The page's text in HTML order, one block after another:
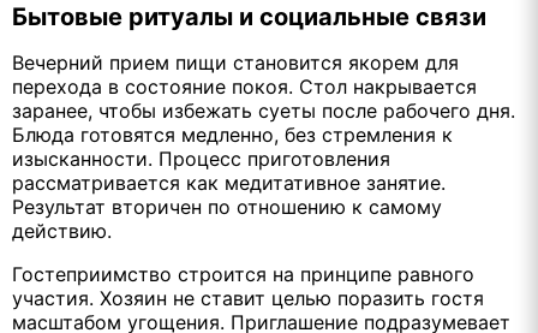
Бытовые ритуалы и социальные связи
Вечерний прием пищи становится якорем для
перехода в состояние покоя. Стол накрывается
заранее, чтобы избежать суеты после рабочего дня.
Блюда готовятся медленно, без стремления к
изысканности. Процесс приготовления
рассматривается как медитативное занятие.
Результат вторичен по отношению к самому
действию.
Гостеприимство строится на принципе равного
участия. Хозяин не ставит целью поразить гостя
масштабом угощения. Приглашение подразумевает